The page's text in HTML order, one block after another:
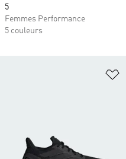
5
Femmes Performance
5 couleurs